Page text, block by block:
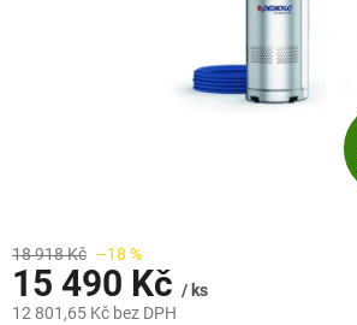
18 918 Kč –18 %
15 490 Kč / ks
12 801,65 Kč bez DPH